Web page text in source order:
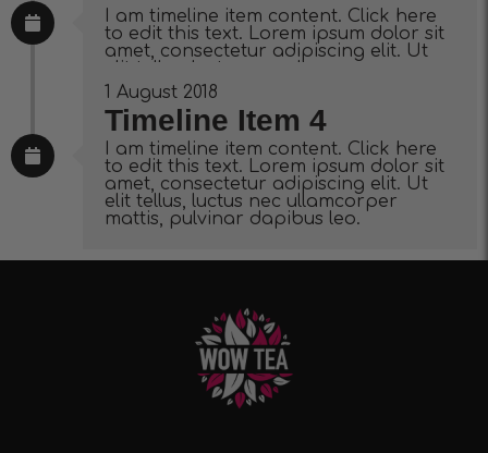
I am timeline item content. Click here
to edit this text. Lorem ipsum dolor sit
amet, consectetur adipiscing elit. Ut
elit tellus, luctus nec ullamcorper
mattis, pulvinar dapibus leo.
1 August 2018
Timeline Item 4
I am timeline item content. Click here
to edit this text. Lorem ipsum dolor sit
amet, consectetur adipiscing elit. Ut
elit tellus, luctus nec ullamcorper
mattis, pulvinar dapibus leo.